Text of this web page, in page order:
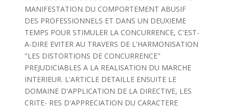
MANIFESTATION DU COMPORTEMENT ABUSIF
DES PROFESSIONNELS ET DANS UN DEUXIEME
TEMPS POUR STIMULER LA CONCURRENCE, C'EST-
A-DIRE EVITER AU TRAVERS DE L'HARMONISATION
"LES DISTORTIONS DE CONCURRENCE"
PREJUDICIABLES A LA REALISATION DU MARCHE
INTERIEUR. L'ARTICLE DETAILLE ENSUITE LE
DOMAINE D'APPLICATION DE LA DIRECTIVE, LES
CRITE- RES D'APPRECIATION DU CARACTERE